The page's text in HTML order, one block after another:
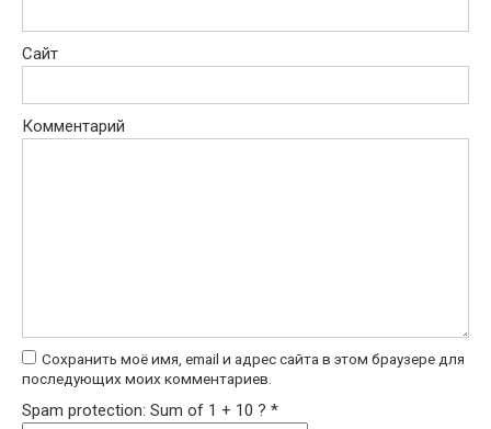
Сайт
Комментарий
Сохранить моё имя, email и адрес сайта в этом браузере для
последующих моих комментариев.
Spam protection: Sum of 1 + 10 ? *